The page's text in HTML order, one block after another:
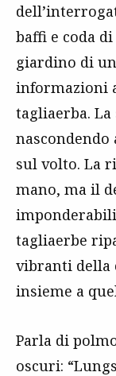
baffi e coda
giardino di
informazioni
tagliaerba.
sul volto. La
mano, ma il
tagliaerbe
vibranti della
insieme a
Parla di
oscuri: